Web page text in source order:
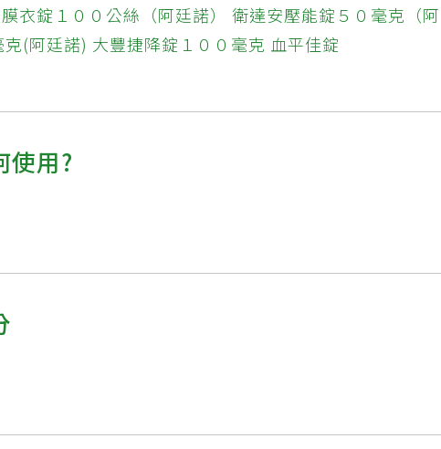
衣錠１００公絲（阿廷諾）
衛達安壓能錠５０毫克（阿
(阿廷諾) 大豐捷降錠１００毫克 血平佳錠
使用?